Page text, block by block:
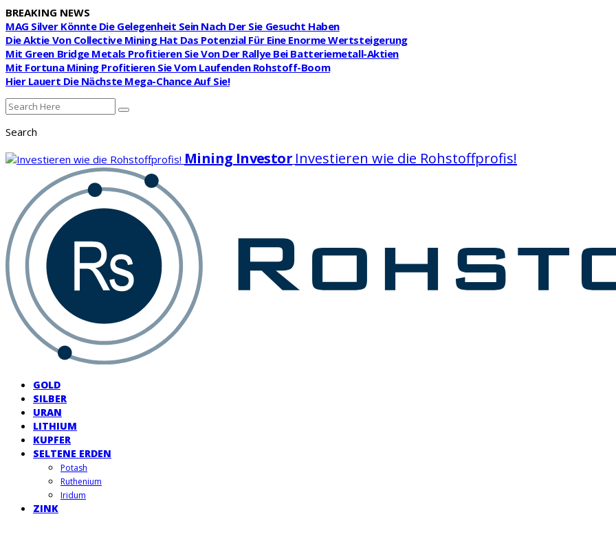
BREAKING NEWS
MAG Silver Könnte Die Gelegenheit Sein Nach Der Sie Gesucht Haben
Die Aktie Von Collective Mining Hat Das Potenzial Für Eine Enorme Wertsteigerung
Mit Green Bridge Metals Profitieren Sie Von Der Rallye Bei Batteriemetall-Aktien
Mit Fortuna Mining Profitieren Sie Vom Laufenden Rohstoff-Boom
Hier Lauert Die Nächste Mega-Chance Auf Sie!
Search
Mining Investor Investieren wie die Rohstoffprofis!
GOLD
SILBER
URAN
LITHIUM
KUPFER
SELTENE ERDEN
Potash
Ruthenium
Iridum
ZINK